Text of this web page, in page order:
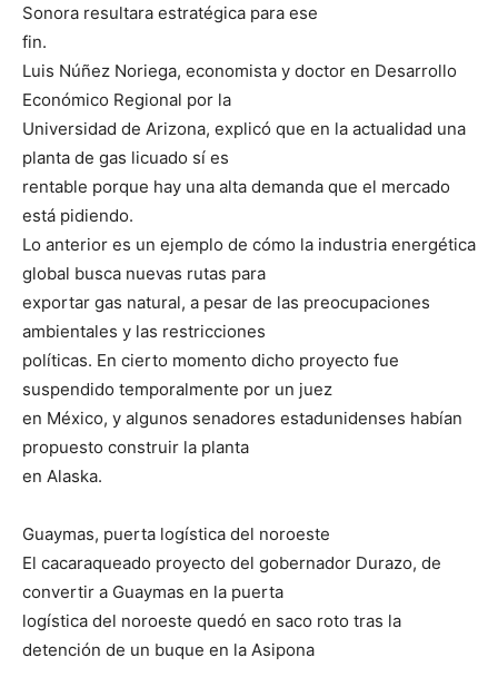
Sonora resultara estratégica para ese
fin.
Luis Núñez Noriega, economista y doctor en Desarrollo
Económico Regional por la
Universidad de Arizona, explicó que en la actualidad una
planta de gas licuado sí es
rentable porque hay una alta demanda que el mercado
está pidiendo.
Lo anterior es un ejemplo de cómo la industria energética
global busca nuevas rutas para
exportar gas natural, a pesar de las preocupaciones
ambientales y las restricciones
políticas. En cierto momento dicho proyecto fue
suspendido temporalmente por un juez
en México, y algunos senadores estadunidenses habían
propuesto construir la planta
en Alaska.
Guaymas, puerta logística del noroeste
El cacaraqueado proyecto del gobernador Durazo, de
convertir a Guaymas en la puerta
logística del noroeste quedó en saco roto tras la
detención de un buque en la Asipona